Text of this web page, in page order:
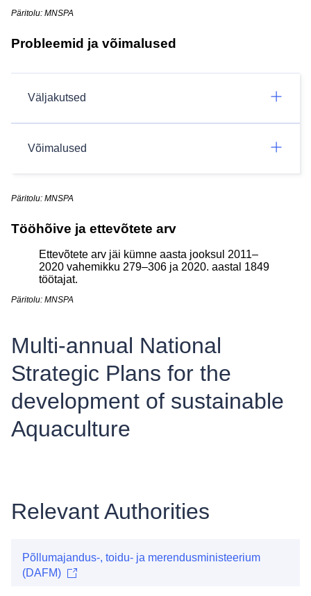
Päritolu: MNSPA
Probleemid ja võimalused
Väljakutsed
Võimalused
Päritolu: MNSPA
Tööhõive ja ettevõtete arv
Ettevõtete arv jäi kümne aasta jooksul 2011–
2020 vahemikku 279–306 ja 2020. aastal 1849
töötajat.
Päritolu: MNSPA
Multi-annual National
Strategic Plans for the
development of sustainable
Aquaculture
Relevant Authorities
Põllumajandus-, toidu- ja merendusministeerium
(DAFM)